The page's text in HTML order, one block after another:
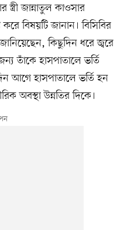
জান্নাতুল কাওসার
বিষয়টি জানান। বিসিবির
কিছুদিন ধরে জ্বরে
তাঁকে হাসপাতালে ভর্তি
আগে হাসপাতালে ভর্তি হন
অবস্থা উন্নতির দিকে।